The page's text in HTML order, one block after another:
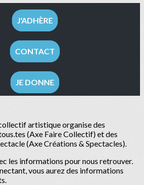
J'ADHÈRE
CONTACT
JE DONNE
artistique organise des
(Axe Faire Collectif) et des
(Axe Créations & Spectacles).
les informations pour nous retrouver.
vous aurez des informations